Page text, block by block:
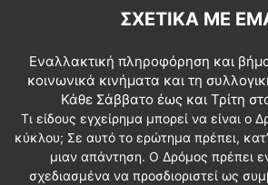
ΣΧΕΤΙΚΆ ΜΕ
Εναλλακτική πληροφόρηση και
κοινωνικά κινήματα και τη
Κάθε Σάββατο έως και Τρίτη
Τι είδους εγχείρημα μπορεί να είναι ο
κύκλου; Σε αυτό το ερώτημα πρέπει,
μιαν απάντηση. Ο Δρόμος πρέπει
σχεδιασμένα να προσδιοριστεί ως